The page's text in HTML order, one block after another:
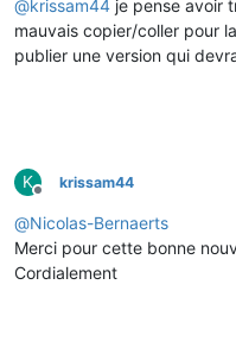
@krissam44 je pense avoir
mauvais copier/coller pour
publier une version qui
K
Offline
krissam44
@Nicolas-Bernaerts
Merci pour cette bonne
Cordialement